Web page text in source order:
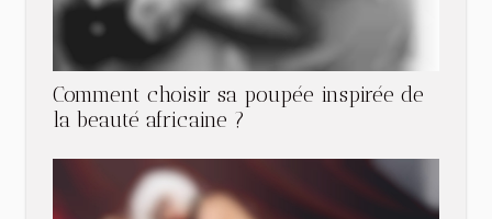
Comment choisir sa poupée inspirée de
la beauté africaine ?